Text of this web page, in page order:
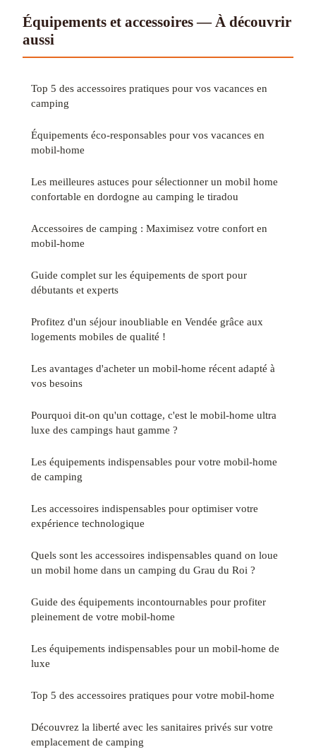
Équipements et accessoires — À découvrir
aussi
Top 5 des accessoires pratiques pour vos vacances en
camping
Équipements éco-responsables pour vos vacances en
mobil-home
Les meilleures astuces pour sélectionner un mobil home
confortable en dordogne au camping le tiradou
Accessoires de camping : Maximisez votre confort en
mobil-home
Guide complet sur les équipements de sport pour
débutants et experts
Profitez d'un séjour inoubliable en Vendée grâce aux
logements mobiles de qualité !
Les avantages d'acheter un mobil-home récent adapté à
vos besoins
Pourquoi dit-on qu'un cottage, c'est le mobil-home ultra
luxe des campings haut gamme ?
Les équipements indispensables pour votre mobil-home
de camping
Les accessoires indispensables pour optimiser votre
expérience technologique
Quels sont les accessoires indispensables quand on loue
un mobil home dans un camping du Grau du Roi ?
Guide des équipements incontournables pour profiter
pleinement de votre mobil-home
Les équipements indispensables pour un mobil-home de
luxe
Top 5 des accessoires pratiques pour votre mobil-home
Découvrez la liberté avec les sanitaires privés sur votre
emplacement de camping